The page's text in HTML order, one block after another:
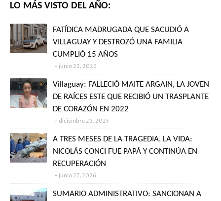
LO MÁS VISTO DEL AÑO:
FATÍDICA MADRUGADA QUE SACUDIÓ A
VILLAGUAY Y DESTROZÓ UNA FAMILIA
CUMPLIÓ 15 AÑOS
junio 22, 2026
Villaguay: FALLECIÓ MAITE ARGAIN, LA JOVEN
DE RAÍCES ESTE QUE RECIBIÓ UN TRASPLANTE
DE CORAZÓN EN 2022
diciembre 26, 2025
A TRES MESES DE LA TRAGEDIA, LA VIDA:
NICOLÁS CONCI FUE PAPÁ Y CONTINÚA EN
RECUPERACIÓN
junio 27, 2026
SUMARIO ADMINISTRATIVO: SANCIONAN A